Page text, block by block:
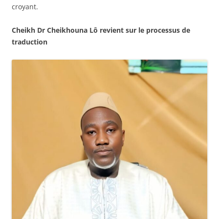
croyant.
Cheikh Dr Cheikhouna Lô revient sur le processus de
traduction